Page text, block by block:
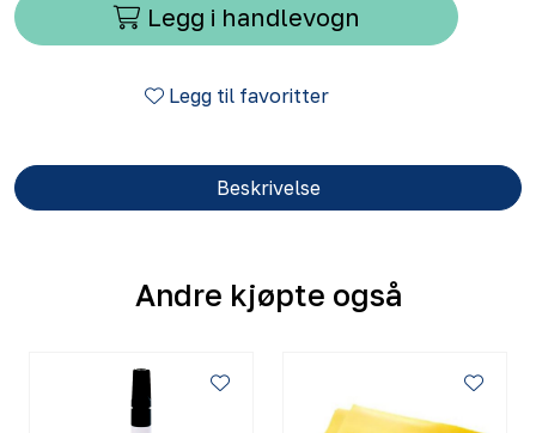
Legg i handlevogn
Legg til favoritter
Beskrivelse
Andre kjøpte også